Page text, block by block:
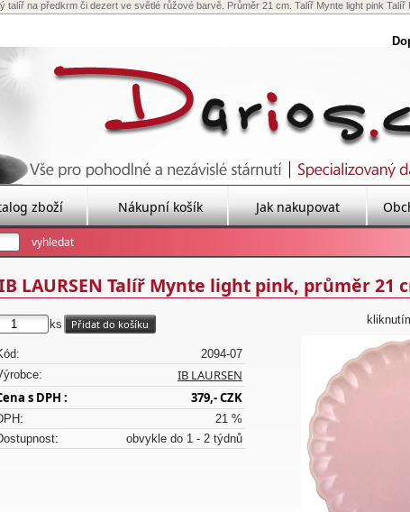
talíř na předkrm či dezert ve světlé růžové barvě. Průměr 21 cm. Talíř Mynte light pink Talíř
zboží Nákupní košík Jak nakupovat
LAURSEN Talíř Mynte light pink, průměr 21
ks
2094-07
IB LAURSEN
s DPH :
379,- CZK
21 %
obvykle do 1 - 2 týdnů